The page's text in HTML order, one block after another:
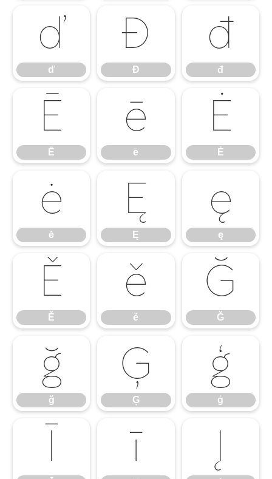
ď
ď
Đ
Đ
đ
đ
Ē
Ē
ē
ē
Ė
Ė
ė
ė
Ę
Ę
ę
ę
Ě
Ě
ě
ě
Ğ
Ğ
ğ
ğ
Ģ
Ģ
ģ
ģ
Ī ī Į